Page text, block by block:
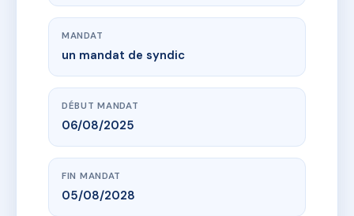
MANDAT
un mandat de syndic
DÉBUT MANDAT
06/08/2025
FIN MANDAT
05/08/2028